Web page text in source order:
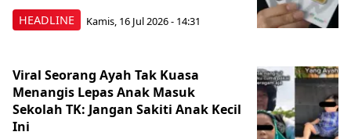
HEADLINE Kamis, 16 Jul 2026 - 14:31
Viral Seorang Ayah Tak Kuasa
Menangis Lepas Anak Masuk
Sekolah TK: Jangan Sakiti Anak Kecil
Ini